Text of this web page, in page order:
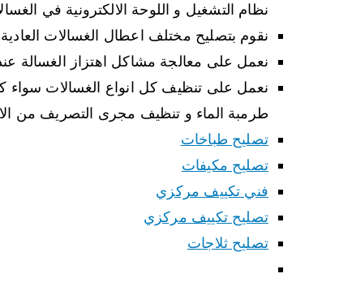
نظام التشغيل و اللوحة الالكترونية في
نقوم بتصليح مختلف اعطال الغسالات
نعمل على معالجة مشاكل اهتزاز الغسالة
نعمل على تنظيف كل انواع الغسالات سواء
طرمبة الماء و تنظيف مجرى التصريف من
تصليح طباخات
تصليح مكيفات
فني تكييف مركزي
تصليح تكييف مركزي
تصليح ثلاجات